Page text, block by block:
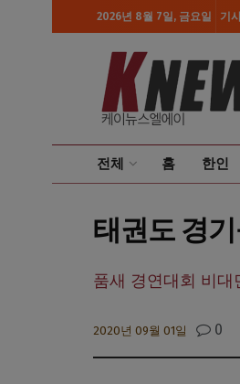
2026년 8월 7일, 금요일 기
전체 홈 한인
태권도 경
품새 경연대회 비
2020년 09월 01일 0